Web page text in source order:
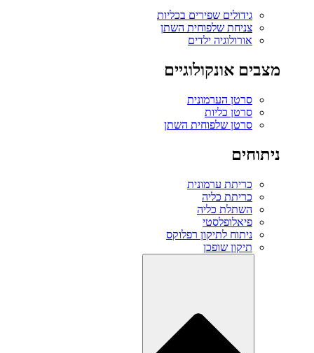
גידולים שפירים בכליות
צניחת שלפוחית השתן
אורולוגיה ילדים
מצבים אונקולוגיים
סרטן הערמונית
סרטן כליות
סרטן שלפוחית השתן
ניתוחים
כריתת ערמונית
כריתת כליה
השתלת כליה
פיאלופלסטי
ניתוח לתיקון רפלוקס
תיקון שופכן